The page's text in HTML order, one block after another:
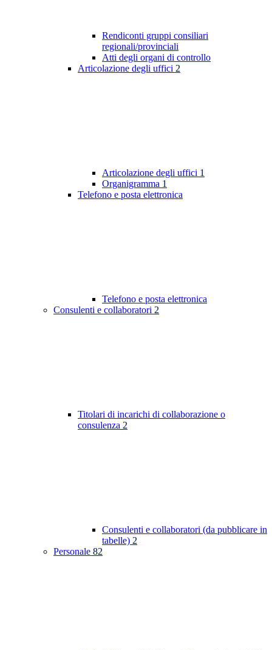
Rendiconti gruppi consiliari
regionali/provinciali
Atti degli organi di controllo
Articolazione degli uffici 2
Articolazione degli uffici 1
Organigramma 1
Telefono e posta elettronica
Telefono e posta elettronica
Consulenti e collaboratori 2
Titolari di incarichi di collaborazione o
consulenza 2
Consulenti e collaboratori (da pubblicare in
tabelle) 2
Personale 82